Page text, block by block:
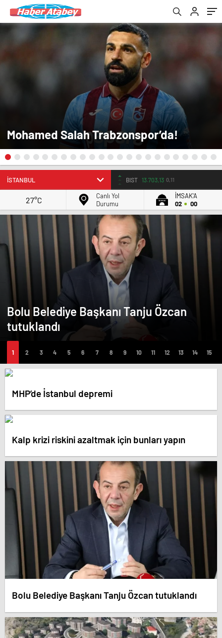
Mohamed Salah Trabzonspor’da!
BIST 13.703,13 0,11
27°C
Canlı Yol
Durumu
İMSAK'A
02
00
Bolu Belediye Başkanı Tanju Özcan
tutuklandı
MHP’de İstanbul depremi
Kalp krizi riskini azaltmak için bunları yapın
Bolu Belediye Başkanı Tanju Özcan tutuklandı